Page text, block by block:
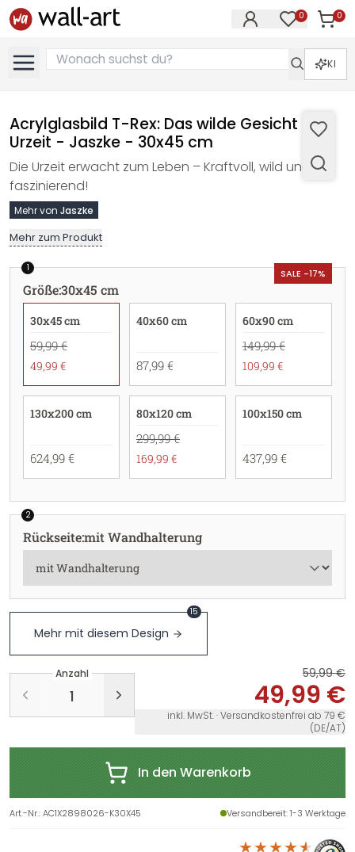
0 0
KI
Acrylglasbild T-Rex: Das wilde Gesicht der
Urzeit - Jaszke - 30x45 cm
Die Urzeit erwacht zum Leben – Kraftvoll, wild und
faszinierend!
Mehr von Jaszke
Mehr zum Produkt
SALE -17%
1
Größe:30x45 cm
30x45 cm
59,99 €
49,99 €
40x60 cm
87,99 €
60x90 cm
149,99 €
109,99 €
130x200 cm
624,99 €
80x120 cm
299,99 €
169,99 €
100x150 cm
437,99 €
2
Rückseite:mit Wandhalterung
Mehr mit diesem Design
15
Anzahl 59,99 €
49,99 €
inkl. MwSt. · Versandkostenfrei ab 79 €
(DE/AT)
In den Warenkorb
Art.-Nr.:AC1X2898026-K30X45 Versandbereit: 1-3 Werktage